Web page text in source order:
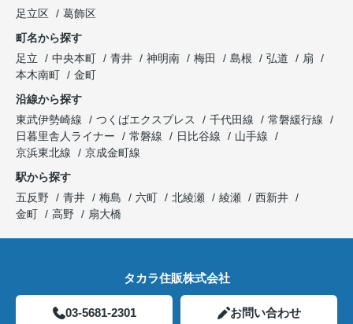
足立区
葛飾区
町名から探す
足立
中央本町 青井 神明南 梅田 島根 弘道
扇
本木南町
金町
沿線から探す
東武伊勢崎線
つくばエクスプレス 千代田線
常磐緩行線
日暮里舎人ライナー
常磐線 日比谷線
山手線
京浜東北線
京成金町線
駅から探す
五反野
青井 梅島 六町 北綾瀬 綾瀬
西新井
金町
高野 扇大橋
タカラ住販株式会社
03-5681-2301 お問い合わせ